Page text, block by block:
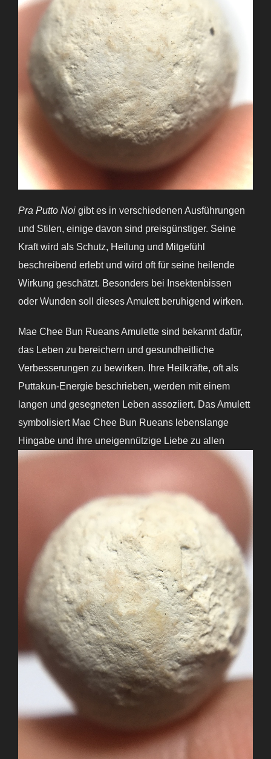
Pra Putto Noi gibt es in verschiedenen Ausführungen
und Stilen, einige davon sind preisgünstiger. Seine
Kraft wird als Schutz, Heilung und Mitgefühl
beschreibend erlebt und wird oft für seine heilende
Wirkung geschätzt. Besonders bei Insektenbissen
oder Wunden soll dieses Amulett beruhigend wirken.
Mae Chee Bun Rueans Amulette sind bekannt dafür,
das Leben zu bereichern und gesundheitliche
Verbesserungen zu bewirken. Ihre Heilkräfte, oft als
Puttakun-Energie beschrieben, werden mit einem
langen und gesegneten Leben assoziiert. Das Amulett
symbolisiert Mae Chee Bun Rueans lebenslange
Hingabe und ihre uneigennützige Liebe zu allen